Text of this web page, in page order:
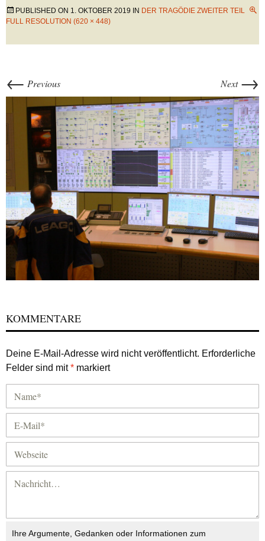
PUBLISHED ON 1. OKTOBER 2019 IN DER TRAGÖDIE ZWEITER TEIL
FULL RESOLUTION (620 × 448)
← Previous Next →
KOMMENTARE
Deine E-Mail-Adresse wird nicht veröffentlicht. Erforderliche
Felder sind mit* markiert
Ihre Argumente, Gedanken oder Informationen zum